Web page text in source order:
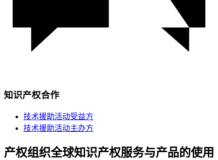
知识产权合作
技术援助活动受益方
技术援助活动主办方
产权组织全球知识产权服务与产品的使用